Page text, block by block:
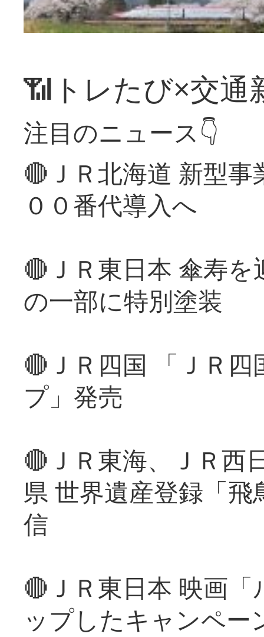
📶トレたび×交通
注目のニュース👇
🔴ＪＲ北海道 新型
００番代導入へ
🔴ＪＲ東日本 傘寿
の一部に特別塗装
🔴ＪＲ四国 「ＪＲ
プ」発売
🔴ＪＲ東海、ＪＲ西
県 世界遺産登録「
信
🔴ＪＲ東日本 映画
ップしたキャンペー